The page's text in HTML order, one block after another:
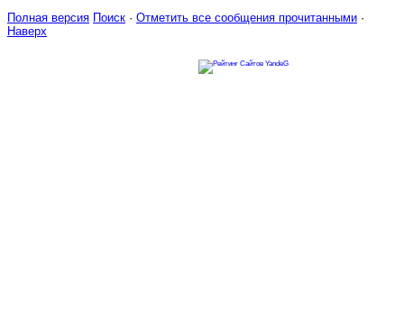
Полная версия Поиск · Отметить все сообщения прочитанными ·
Наверх